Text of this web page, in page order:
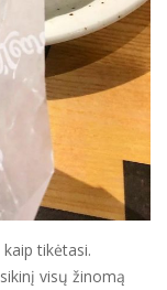
tikėtasi.
visų žinomą